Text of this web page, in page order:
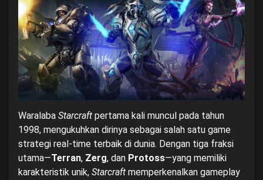
Waralaba Starcraft pertama kali muncul pada tahun
1998, mengukuhkan dirinya sebagai salah satu game
strategi real-time terbaik di dunia. Dengan tiga fraksi
utama—Terran, Zerg, dan Protoss—yang memiliki
karakteristik unik, Starcraft memperkenalkan gameplay